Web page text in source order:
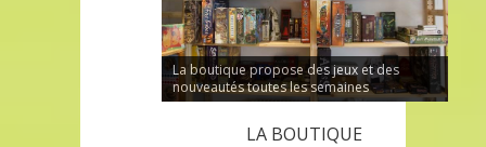
La boutique propose des jeux et des
nouveautés toutes les semaines
LA BOUTIQUE